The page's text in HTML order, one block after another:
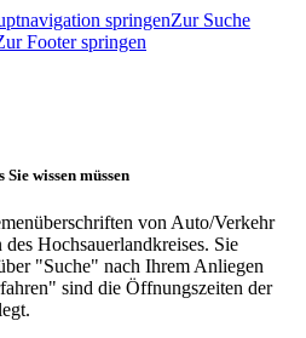
springenZur Suche
Footer springen
Sie wissen müssen
von Auto/Verkehr
Hochsauerlandkreises. Sie
"Suche" nach Ihrem Anliegen
sind die Öffnungszeiten der